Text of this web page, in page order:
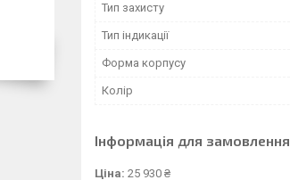
Тип захисту
Тип індикації
Форма корпусу
Колір
Інформація для замовлення
Ціна: 25 930 ₴